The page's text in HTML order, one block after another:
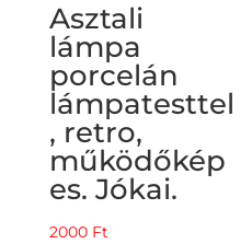
Asztali
lámpa
porcelán
lámpatesttel
, retro,
működőkép
es. Jókai.
2000 Ft